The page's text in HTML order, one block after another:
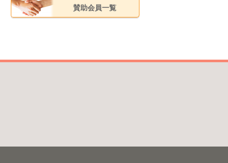
賛助会員一覧